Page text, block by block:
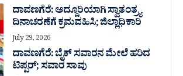
ದಾವಣಗೆರೆ: ಅದ್ದೂರಿಯಾಗಿ ಸ್ವಾತಂತ್ರ್ಯ
ದಿನಾಚರಣೆಗೆ ಕ್ರಮವಹಿಸಿ; ಜಿಲ್ಲಾಧಿಕಾರಿ
July 29, 2026
ದಾವಣಗೆರೆ: ಬೈಕ್ ಸವಾರನ ಮೇಲೆ ಹರಿದ
ಟಿಪ್ಪರ್; ಸವಾರ ಸಾವು